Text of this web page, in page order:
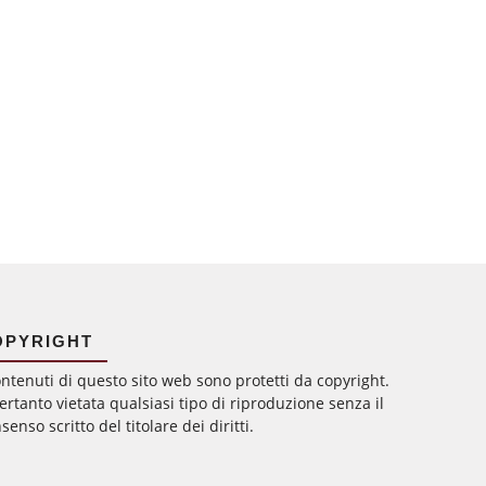
di questo sito web sono protetti da copyright.
vietata qualsiasi tipo di riproduzione senza il
scritto del titolare dei diritti.